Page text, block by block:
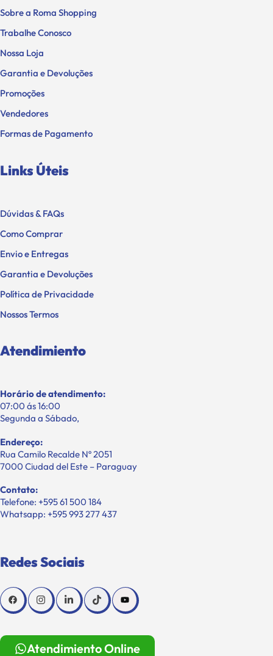
Sobre a Roma Shopping
Trabalhe Conosco
Nossa Loja
Garantia e Devoluções
Promoções
Vendedores
Formas de Pagamento
Links Úteis
Dúvidas & FAQs
Como Comprar
Envio e Entregas
Garantia e Devoluções
Política de Privacidade
Nossos Termos
Atendimiento
Horário de atendimento:
07:00 ás 16:00
Segunda a Sábado,
Endereço:
Rua Camilo Recalde Nº 2051
7000 Ciudad del Este – Paraguay
Contato:
Telefone: +595 61 500 184
Whatsapp: +595 993 277 437
Redes Sociais
Atendimiento Online